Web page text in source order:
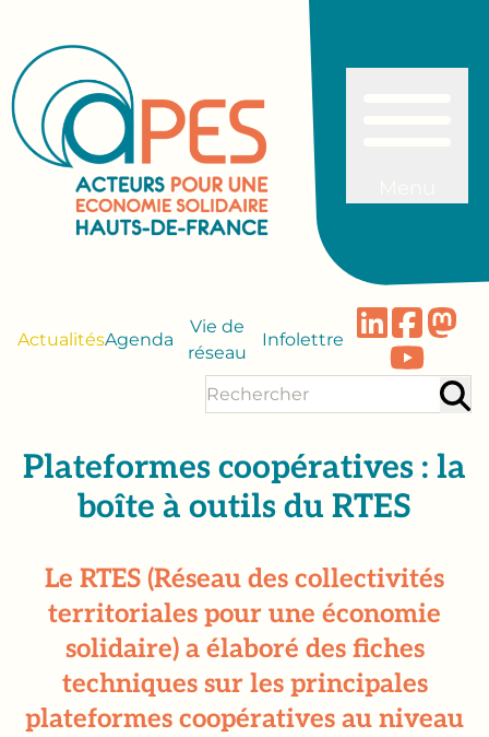
ActualitésAgenda
Vie de
réseau
Infolettre
Plateformes coopératives : la
boîte à outils du RTES
Le RTES (Réseau des collectivités
territoriales pour une économie
solidaire) a élaboré des fiches
techniques sur les principales
plateformes coopératives au niveau